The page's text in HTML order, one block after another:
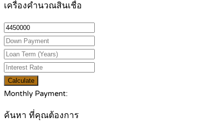
เครื่องคำนวณสินเชื่อ
Calculate
Monthly Payment:
ค้นหา ที่คุณต้องการ